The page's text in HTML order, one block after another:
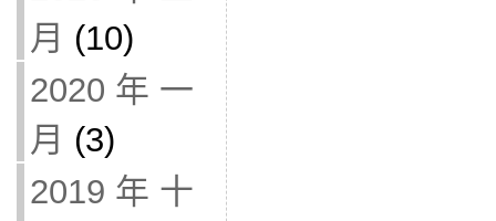
月 (10)
2020 年 一
月 (3)
2019 年 十